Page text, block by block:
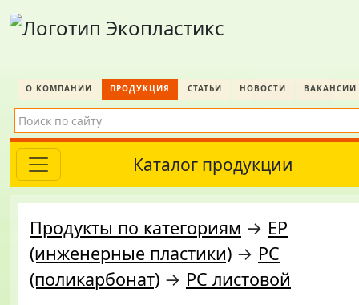
О КОМПАНИИ ПРОДУКЦИЯ СТАТЬИ НОВОСТИ ВАКАНСИИ
Каталог продукции
Продукты по категориям → EP
(инженерные пластики) → PC
(поликарбонат) → PC листовой